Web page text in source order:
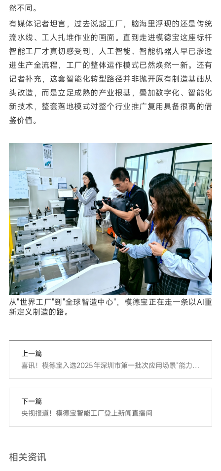
然不同。
有媒体记者坦言，过去说起工厂，脑海里浮现的还是传统
流水线、工人扎堆作业的画面。直到走进模德宝这座标杆
智能工厂才真切感受到，人工智能、智能机器人早已渗透
进生产全流程，工厂的整体运作模式已然焕然一新。还有
记者补充，这套智能化转型路径并非抛开原有制造基础从
头改造，而是立足成熟的产业根基，叠加数字化、智能化
新技术，整套落地模式对整个行业推广复用具备很高的借
鉴价值。
从"世界工厂"到"全球智造中心"， 模德宝正在走一条以AI重
新定义制造的路。
上一篇
喜讯！模德宝入选2025年深圳市第一批次应用场景“能力清
单”
下一篇
央视报道！模德宝智能工厂登上新闻直播间
相关资讯